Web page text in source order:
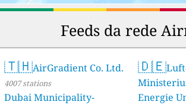
Feeds da rede
🇹🇭AirGradient Co. Ltd.
4007 stations
Dubai Municipality-
🇩🇪
Energie